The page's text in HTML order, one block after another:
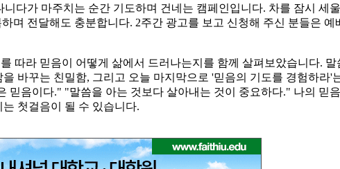
다가 마주치는 순간 기도하며 건네는 캠페인입니다. 차를 잠시 세
며 전달해도 충분합니다. 2주간 광고를 보고 신청해 주신 분들은
따라 믿음이 어떻게 삶에서 드러나는지를 함께 살펴보았습니다. 말
바꾸는 친밀함, 그리고 오늘 마지막으로 '믿음의 기도를 경험하라'
음이다." "말씀을 아는 것보다 살아내는 것이 중요하다." 나의 믿
첫걸음이 될 수 있습니다.